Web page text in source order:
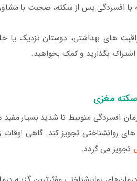
با افسردگی پس از سکته، صحبت با
های بهداشتی، دوستان نزدیک یا
اشتراک بگذارید و کمک بخواهید.
سکته مغزی
افسردگی متوسط تا شدید بسیار
های روانشناختی تجویز کند. گاهی
تجویز می گردد.